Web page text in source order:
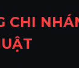
CHI